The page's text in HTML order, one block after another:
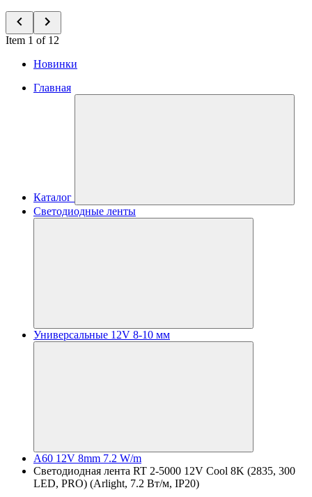
Item 1 of 12
Новинки
Главная
Каталог
Светодиодные ленты
Универсальные 12V 8-10 мм
A60 12V 8mm 7.2 W/m
Светодиодная лента RT 2-5000 12V Cool 8K (2835, 300
LED, PRO) (Arlight, 7.2 Вт/м, IP20)